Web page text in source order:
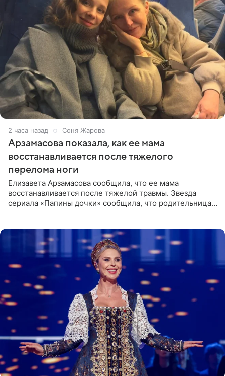
2 часа назад Соня Жарова
Арзамасова показала, как ее мама
восстанавливается после тяжелого
перелома ноги
Елизавета Арзамасова сообщила, что ее мама
восстанавливается после тяжелой травмы. Звезда
сериала «Папины дочки» сообщила, что родительница